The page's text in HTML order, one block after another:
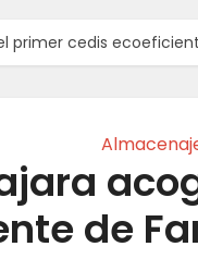
primer cedis
de